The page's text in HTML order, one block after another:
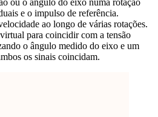
e o impulso de referência.
ao longo de várias rotações.
para coincidir com a tensão
o ângulo medido do eixo e um
os sinais coincidam.